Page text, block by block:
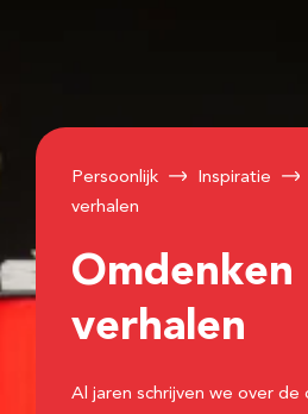
Persoonlijk Inspiratie
verhalen
Omdenken
verhalen
Al jaren schrijven we over de